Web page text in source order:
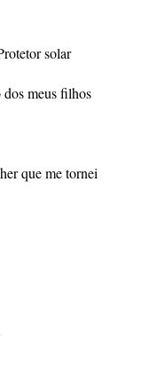
solar
meus filhos
que me tornei